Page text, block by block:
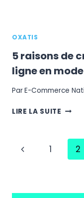
OXATIS
5 raisons de
ligne en
ParE-Commerce
LIRE LA SUITE 5
VOTRE
EN
Navigation
Page
1 2